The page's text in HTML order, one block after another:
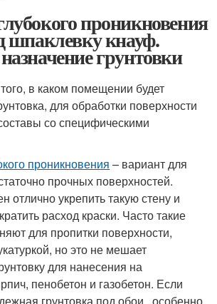
проникновения
шпаклевку кнауф.
грунтовки
в каком помещении будет
для обработки поверхности
со специфическими
проникновения – вариант для
прочных поверхностей.
отлично укрепить такую стену и
расход краски. Часто такие
для пропитки поверхности,
но это не мешает
для нанесения на
пенобетон и газобетон. Если